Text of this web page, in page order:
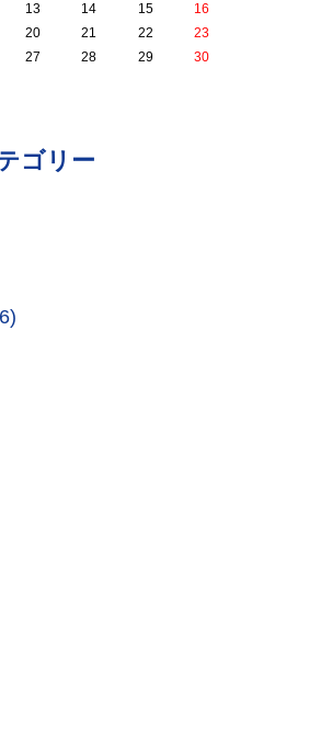
13 14 15
16
20 21 22
23
27 28 29
30
ゴリー